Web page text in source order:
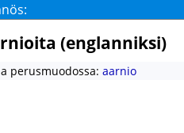
(englanniksi)
perusmuodossa: aarnio